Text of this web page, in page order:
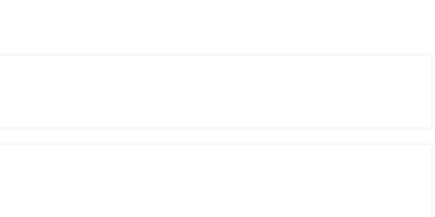
complicações.
do mercado.
e dApps.